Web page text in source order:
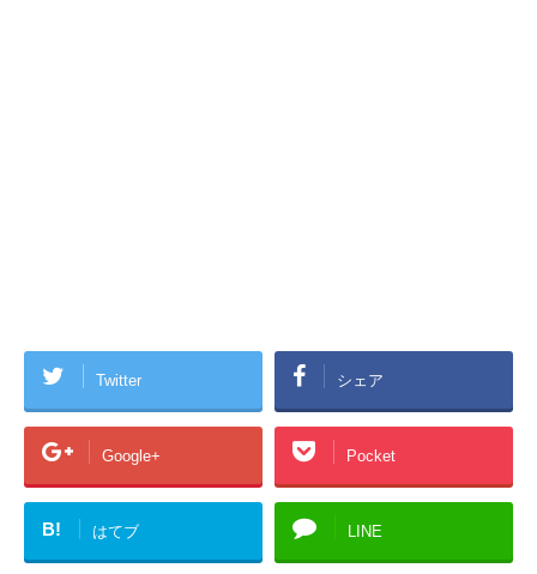
Twitter シェア
Google+ Pocket
B! はてブ LINE